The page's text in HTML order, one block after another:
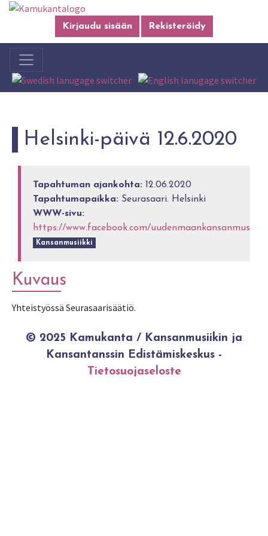
Kirjaudu sisään Rekisteröidy
Helsinki-päivä 12.6.2020
Tapahtuman ajankohta: 12.06.2020
Tapahtumapaikka: Seurasaari. Helsinki
WWW-sivu:
https://www.facebook.com/
Kansanmusiikki
Kuvaus
Yhteistyössä Seurasaarisäätiö.
© 2025 Kamukanta / Kansanmusiikin ja
Kansantanssin Edistämiskeskus -
Tietosuojaseloste